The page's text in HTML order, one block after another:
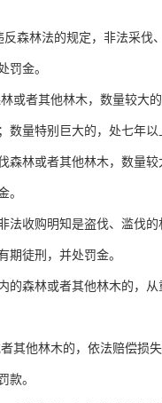
反森林法的规定，非法采
罚金。
者其他林木，数量较大的
数量特别巨大的，处七年以
林或者其他林木，数量较
。
收购明知是盗伐、滥伐的
期徒刑，并处罚金。
森林或者其他林木的，从
他林木的，依法赔偿损失
款。